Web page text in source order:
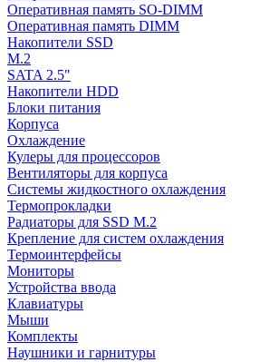
Оперативная память SO-DIMM
Оперативная память DIMM
Накопители SSD
M.2
SATA 2.5"
Накопители HDD
Блоки питания
Корпуса
Охлаждение
Кулеры для процессоров
Вентиляторы для корпуса
Системы жидкостного охлаждения
Термопрокладки
Радиаторы для SSD M.2
Крепление для систем охлаждения
Термоинтерфейсы
Мониторы
Устройства ввода
Клавиатуры
Мыши
Комплекты
Наушники и гарнитуры